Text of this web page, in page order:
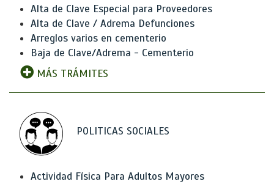
Alta de Clave Especial para Proveedores
Alta de Clave / Adrema Defunciones
Arreglos varios en cementerio
Baja de Clave/Adrema - Cementerio
MÁS TRÁMITES
POLITICAS SOCIALES
Actividad Física Para Adultos Mayores